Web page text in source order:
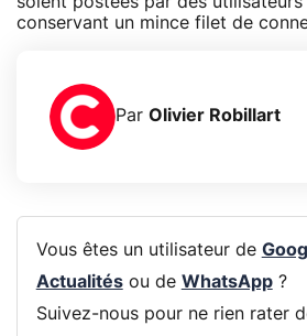
conservant un mince filet de
Par Olivier Robillart
Vous êtes un utilisateur de
Actualitésou de WhatsApp?
Suivez-nous pour ne rien rater